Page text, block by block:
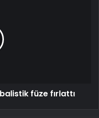
füze fırlattı